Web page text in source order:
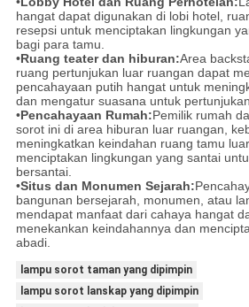
hangat dapat digunakan di lobi hotel,
resepsi untuk menciptakan lingkungan
bagi para tamu.
•Ruang teater dan hiburan:Area
ruang pertunjukan luar ruangan dapat
pencahayaan putih hangat untuk
dan mengatur suasana untuk
•Pencahayaan Rumah:Pemilik rumah
sorot ini di area hiburan luar ruangan,
meningkatkan keindahan ruang tamu
menciptakan lingkungan yang santai
bersantai.
•Situs dan Monumen Sejarah:
bangunan bersejarah, monumen, atau
mendapat manfaat dari cahaya hangat
menekankan keindahannya dan
abadi.
lampu sorot taman yang dipimpin
lampu sorot lanskap yang dipimpin